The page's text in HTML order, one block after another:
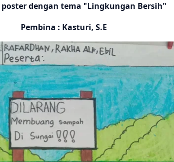
dengan tema "Lingkungan Bersih"
Pembina : Kasturi, S.E